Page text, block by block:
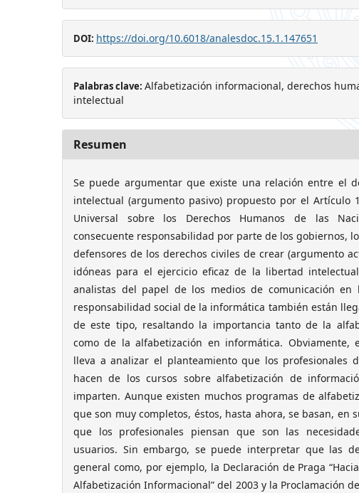
DOI: https://doi.org/10.6018/analesdoc.15.1.147651
Palabras clave: Alfabetización informacional, derechos
intelectual
Resumen
Se puede argumentar que existe una relación entre el
intelectual (argumento pasivo) propuesto por el Artículo
Universal sobre los Derechos Humanos de las
consecuente responsabilidad por parte de los gobiernos,
defensores de los derechos civiles de crear (argumento
idóneas para el ejercicio eficaz de la libertad
analistas del papel de los medios de comunicación en
responsabilidad social de la informática también están
de este tipo, resaltando la importancia tanto de la
como de la alfabetización en informática. Obviamente,
lleva a analizar el planteamiento que los profesionales
hacen de los cursos sobre alfabetización de
imparten. Aunque existen muchos programas de
que son muy completos, éstos, hasta ahora, se basan, en
que los profesionales piensan que son las
usuarios. Sin embargo, se puede interpretar que las
general como, por ejemplo, la Declaración de Praga
Alfabetización Informacional” del 2003 y la Proclamación